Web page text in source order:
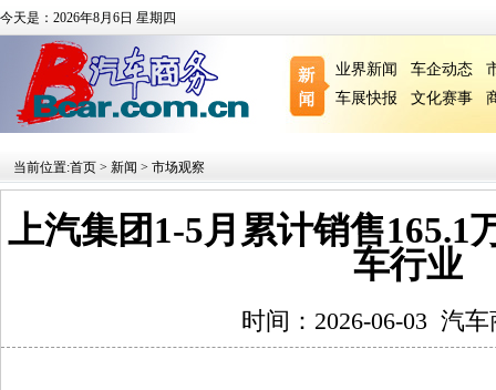
今天是：2026年8月6日 星期四
业界新闻 车企动态
车展快报
文化赛事
当前位置:首页 > 新闻 > 市场观察
上汽集团1-5月累计销售165.1
车行业
时间：2026-06-03 汽车